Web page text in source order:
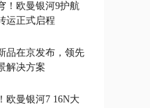
！欧曼银河9护航
运正式启程
品在京发布，领先
解决方案
欧曼银河7 16N大